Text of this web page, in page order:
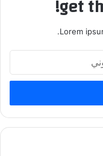
get
Lorem